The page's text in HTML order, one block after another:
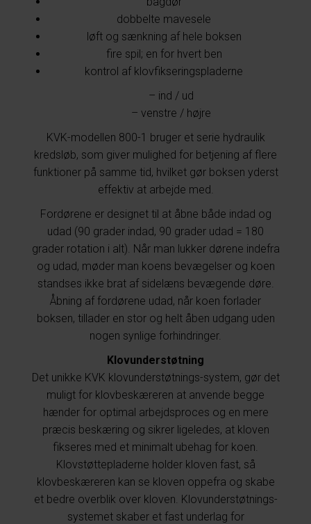
dobbelte mavesele
løft og sænkning af hele boksen
fire spil; en for hvert ben
kontrol af klovfikseringspladerne
– ind / ud
– venstre / højre
KVK-modellen 800-1 bruger et serie hydraulik
kredsløb, som giver mulighed for betjening af flere
funktioner på samme tid, hvilket gør boksen yderst
effektiv at arbejde med.
Fordørene er designet til at åbne både indad og
udad (90 grader indad, 90 grader udad = 180
grader rotation i alt). Når man lukker dørene indefra
og udad, møder man koens bevægelser og koen
standses ikke brat af sidelæns bevægende døre.
Åbning af fordørene udad, når koen forlader
boksen, tillader en stor og helt åben udgang uden
nogen synlige forhindringer.
Klovunderstøtning
Det unikke KVK klovunderstøtnings-system, gør det
muligt for klovbeskæreren at anvende begge
hænder for optimal arbejdsproces og en mere
præcis beskæring og sikrer ligeledes, at kloven
fikseres med et minimalt ubehag for koen.
Klovstøttepladerne holder kloven fast, så
klovbeskæreren kan se kloven oppefra og skabe
et bedre overblik over kloven. Klovunderstøtnings-
systemet skaber et fast underlag for